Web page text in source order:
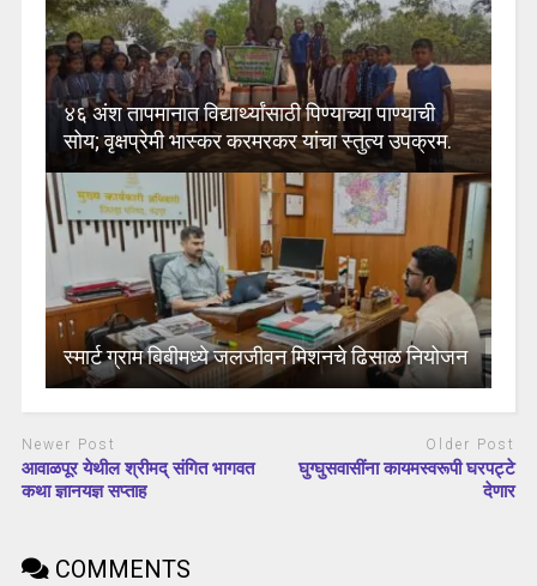
४६ अंश तापमानात विद्यार्थ्यांसाठी पिण्याच्या पाण्याची
सोय; वृक्षप्रेमी भास्कर करमरकर यांचा स्तुत्य उपक्रम.
स्मार्ट ग्राम बिबीमध्ये जलजीवन मिशनचे ढिसाळ नियोजन
Newer Post
आवाळपूर येथील श्रीमद् संगित भागवत
कथा ज्ञानयज्ञ सप्ताह
Older Post
घुग्घुसवासींना कायमस्वरूपी घरपट्टे
देणार
COMMENTS